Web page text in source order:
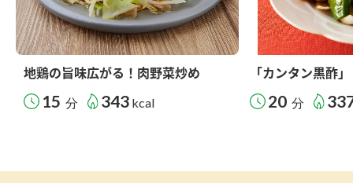
地鶏の旨味広がる！肉野菜炒め
15 分 343 kcal
「カンタン黒酢
20 分